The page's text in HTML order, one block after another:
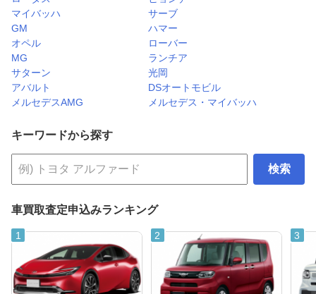
マイバッハ
サーブ
GM
ハマー
オペル
ローバー
MG
ランチア
サターン
光岡
アバルト
DSオートモビル
メルセデスAMG
メルセデス・マイバッハ
キーワードから探す
検索
車買取査定申込みランキング